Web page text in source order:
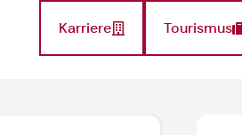
Karriere Tourismus